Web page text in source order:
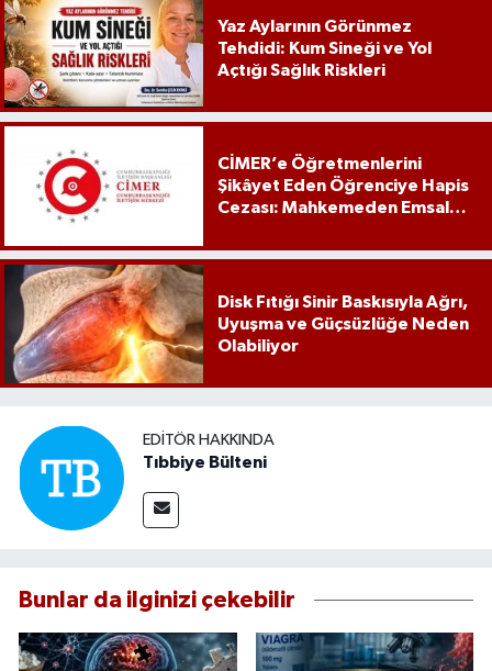
Yaz Aylarının Görünmez
Tehdidi: Kum Sineği ve Yol
Açtığı Sağlık Riskleri
CİMER’e Öğretmenlerini
Şikâyet Eden Öğrenciye Hapis
Cezası: Mahkemeden Emsal
Disk Fıtığı Sinir Baskısıyla Ağrı,
Uyuşma ve Güçsüzlüğe Neden
Olabiliyor
EDITÖR HAKKINDA
Tıbbiye Bülteni
Bunlar da ilginizi çekebilir